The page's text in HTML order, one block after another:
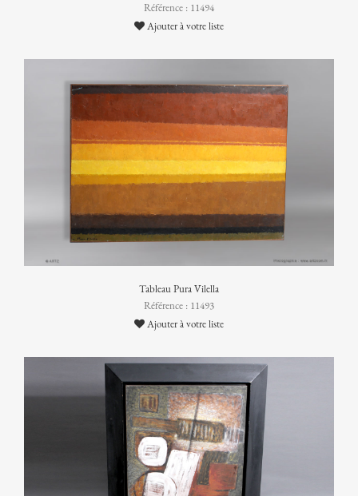
Référence : 11494
Ajouter à votre liste
Tableau Pura Vilella
Référence : 11493
Ajouter à votre liste